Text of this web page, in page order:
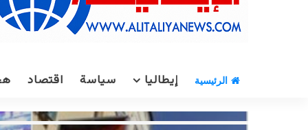
الرئيسية إيطاليا سياسة اقتصاد